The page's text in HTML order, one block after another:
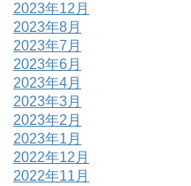
2023年12月
2023年8月
2023年7月
2023年6月
2023年4月
2023年3月
2023年2月
2023年1月
2022年12月
2022年11月